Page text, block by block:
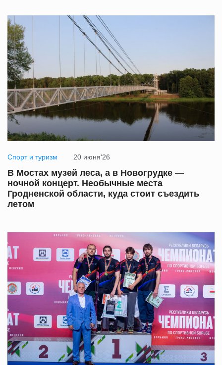
Спорт и туризм 20 июня'26
В Мостах музей леса, а в Новогрудке —
ночной концерт. Необычные места
Гродненской области, куда стоит съездить
летом